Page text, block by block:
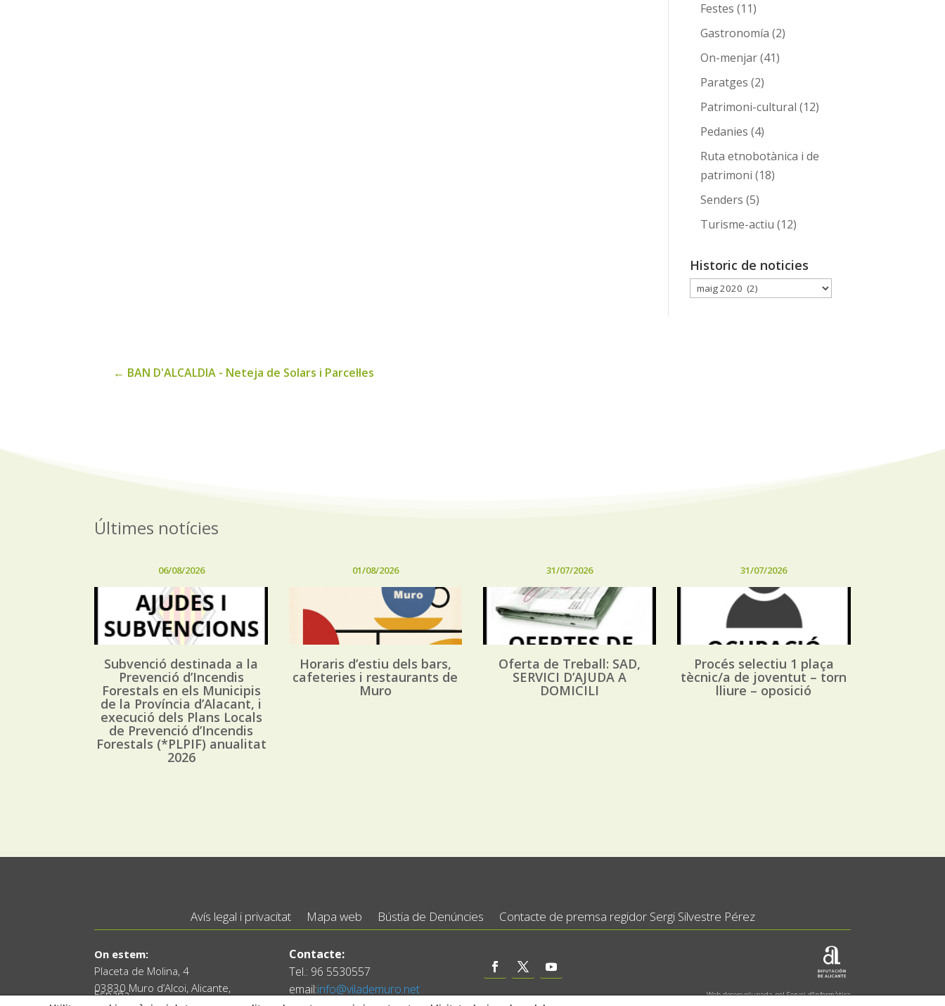
Festes (11)
Gastronomía (2)
On-menjar(41)
Paratges (2)
Patrimoni-cultural (12)
Pedanies (4)
Ruta etnobotànica i de
patrimoni (18)
Senders (5)
Turisme-actiu (12)
Historic de noticies
Historic
← BAN D'ALCALDIA - Neteja de Solars i Parcel·les
Últimes notícies
06/08/2026
Subvenció destinada a la
Prevenció d’Incendis
Forestals en els Municipis
de la Província d’Alacant, i
execució dels Plans Locals
de Prevenció d’Incendis
Forestals (*PLPIF) anualitat
2026
01/08/2026
Horaris d’estiu dels bars,
cafeteries i restaurants de
Muro
31/07/2026
Oferta de Treball: SAD,
SERVICI D’AJUDA A
DOMICILI
31/07/2026
Procés selectiu 1 plaça
tècnic/a de joventut – torn
lliure – oposició
Avís legal i privacitat Mapa web Bústia de Denúncies Contacte de premsa regidor Sergi Silvestre Pérez
On estem:
Placeta de Molina, 4
03830 Muro d’Alcoi, Alicante,
España
Contacte:
Tel.: 96 5530557
email:info@vilademuro.net
Web desenvolupada pel Servei d'Informàtica